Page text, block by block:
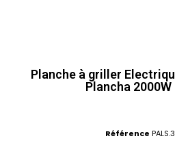
Planche à griller
Plancha 2000W
Référence